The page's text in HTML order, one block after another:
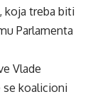
koja treba biti
Parlamenta
Vlade
se koalicioni